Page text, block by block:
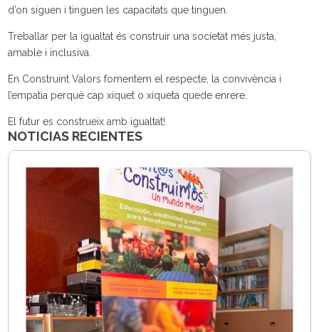
d’on siguen i tinguen les capacitats que tinguen.
Treballar per la igualtat és construir una societat més justa,
amable i inclusiva.
En Construint Valors fomentem el respecte, la convivència i
l’empatia perquè cap xiquet o xiqueta quede enrere.
El futur es construeix amb igualtat!
NOTICIAS RECIENTES